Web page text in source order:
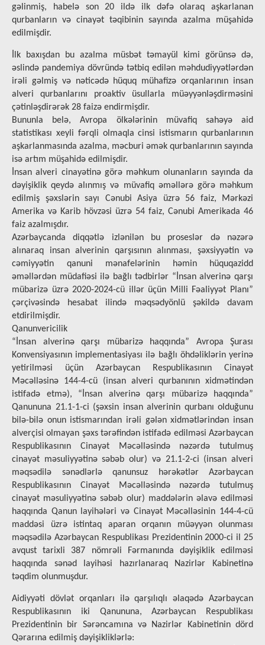
gəlinmiş, habelə son 20 ildə ilk dəfə olaraq aşkarlanan
qurbanların və cinayət təqibinin sayında azalma müşahidə
edilmişdir.
İlk baxışdan bu azalma müsbət təmayül kimi görünsə də,
əslində pandemiya dövründə tətbiq edilən məhdudiyyətlərdən
irəli gəlmiş və nəticədə hüquq mühafizə orqanlarının insan
alveri qurbanlarını proaktiv üsullarla müəyyənləşdirməsini
çətinləşdirərək 28 faizə endirmişdir.
Bununla belə, Avropa ölkələrinin müvafiq sahəyə aid
statistikası xeyli fərqli olmaqla cinsi istismarın qurbanlarının
aşkarlanmasında azalma, məcburi əmək qurbanlarının sayında
isə artım müşahidə edilmişdir.
İnsan alveri cinayətinə görə məhkum olunanların sayında da
dəyişiklik qeydə alınmış və müvafiq əməllərə görə məhkum
edilmiş şəxslərin sayı Cənubi Asiya üzrə 56 faiz, Mərkəzi
Amerika və Karib hövzəsi üzrə 54 faiz, Cənubi Amerikada 46
faiz azalmışdır.
Azərbaycanda diqqətlə izlənilən bu proseslər də nəzərə
alınaraq insan alverinin qarşısının alınması, şəxsiyyətin və
cəmiyyətin qanuni mənafelərinin həmin hüquqazidd
əməllərdən müdafiəsi ilə bağlı tədbirlər “İnsan alverinə qarşı
mübarizə üzrə 2020-2024-cü illər üçün Milli Fəaliyyət Planı”
çərçivəsində hesabat ilində məqsədyönlü şəkildə davam
etdirilmişdir.
Qanunvericilik
“İnsan alverinə qarşı mübarizə haqqında” Avropa Şurası
Konvensiyasının implementasiyası ilə bağlı öhdəliklərin yerinə
yetirilməsi üçün Azərbaycan Respublikasının Cinayət
Məcəlləsinə 144-4-cü (insan alveri qurbanının xidmətindən
istifadə etmə), “İnsan alverinə qarşı mübarizə haqqında”
Qanununa 21.1-1-ci (şəxsin insan alverinin qurbanı olduğunu
bilə-bilə onun istismarından irəli gələn xidmətlərindən insan
alverçisi olmayan şəxs tərəfindən istifadə edilməsi Azərbaycan
Respublikasının Cinayət Məcəlləsində nəzərdə tutulmuş
cinayət məsuliyyətinə səbəb olur) və 21.1-2-ci (insan alveri
məqsədilə sənədlərlə qanunsuz hərəkətlər Azərbaycan
Respublikasının Cinayət Məcəlləsində nəzərdə tutulmuş
cinayət məsuliyyətinə səbəb olur) maddələrin əlavə edilməsi
haqqında Qanun layihələri və Cinayət Məcəlləsinin 144-4-cü
maddəsi üzrə istintaq aparan orqanın müəyyən olunması
məqsədilə Azərbaycan Respublikası Prezidentinin 2000-ci il 25
avqust tarixli 387 nömrəli Fərmanında dəyişiklik edilməsi
haqqında sənəd layihəsi hazırlanaraq Nazirlər Kabinetinə
təqdim olunmuşdur.
Aidiyyəti dövlət orqanları ilə qarşılıqlı əlaqədə Azərbaycan
Respublikasının iki Qanununa, Azərbaycan Respublikası
Prezidentinin bir Sərəncamına və Nazirlər Kabinetinin dörd
Qərarına edilmiş dəyişikliklərlə: